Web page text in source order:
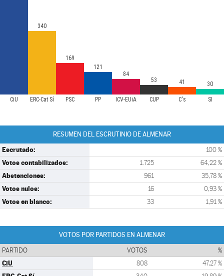
CiU ERC-Cat Sí PSC PP ICV-EUiA CUP C's SI
340
169
121
84
53
41 30
RESUMEN DEL ESCRUTINIO DE ALMENAR
Escrutado: 100 %
Votos contabilizados: 1.725 64,22 %
Abstenciones: 961 35,78 %
Votos nulos: 16 0,93 %
Votos en blanco: 33 1,91 %
VOTOS POR PARTIDOS EN ALMENAR
PARTIDO VOTOS %
CiU 808 47,27 %